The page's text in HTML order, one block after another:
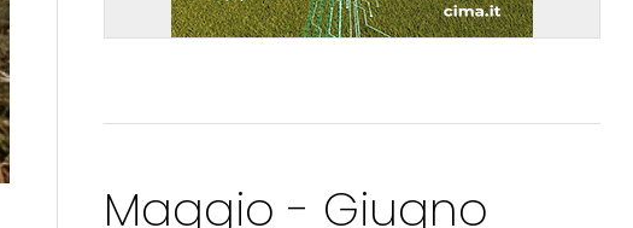
Maggio - Giugno